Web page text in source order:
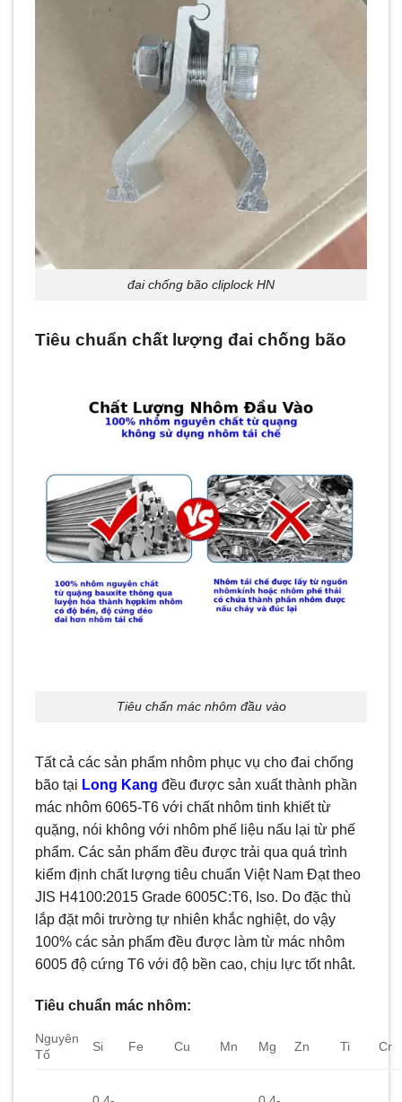
đai chống bão cliplock HN
Tiêu chuẩn chất lượng đai chống bão
Tiêu chẩn mác nhôm đầu vào
Tất cả các sản phẩm nhôm phục vụ cho đai chống
bão tại Long Kang đều được sản xuất thành phần
mác nhôm 6065-T6 với chất nhôm tinh khiết từ
quặng, nói không với nhôm phế liệu nấu lại từ phế
phẩm. Các sản phẩm đều được trải qua quá trình
kiểm định chất lượng tiêu chuẩn Việt Nam Đạt theo
JIS H4100:2015 Grade 6005C:T6, Iso. Do đặc thù
lắp đặt môi trường tự nhiên khắc nghiệt, do vậy
100% các sản phẩm đều được làm từ mác nhôm
6005 độ cứng T6 với độ bền cao, chịu lực tốt nhât.
Tiêu chuẩn mác nhôm:
Nguyên
Tố
Si Fe Cu Mn Mg Zn Ti Cr